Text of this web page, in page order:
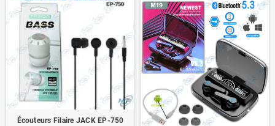
Écouteurs Filaire JACK EP-750